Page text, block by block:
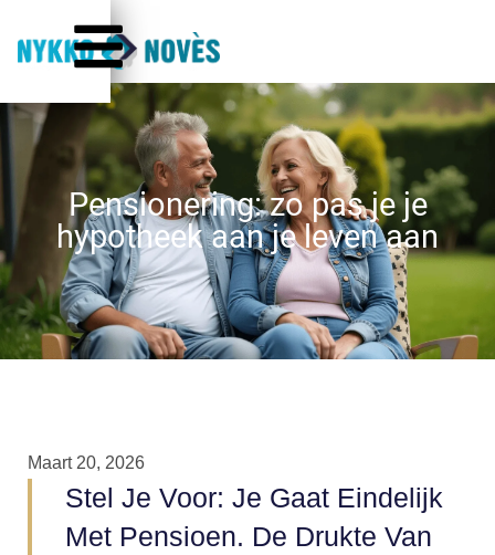
Pensionering: zo pas je je
hypotheek aan je leven aan
Maart 20, 2026
Stel Je Voor: Je Gaat Eindelijk
Met Pensioen. De Drukte Van